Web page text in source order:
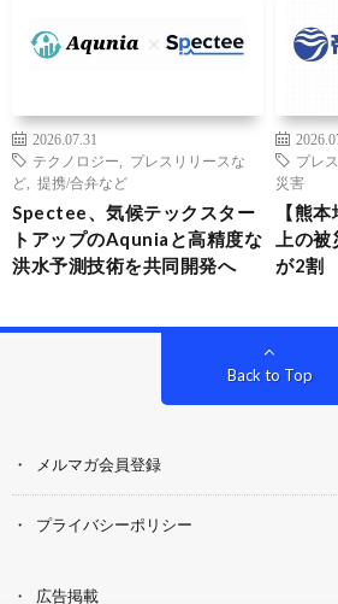
2026.07.31
テクノロジー
プレスリリースな
ど
提携/合弁など
Spectee、気候テックスター
トアップのAquniaと高精度な
洪水予測技術を共同開発へ
プレ
災害
【熊
上の
が2割
Back to Top
メルマガ会員登録
プライバシーポリシー
広告掲載